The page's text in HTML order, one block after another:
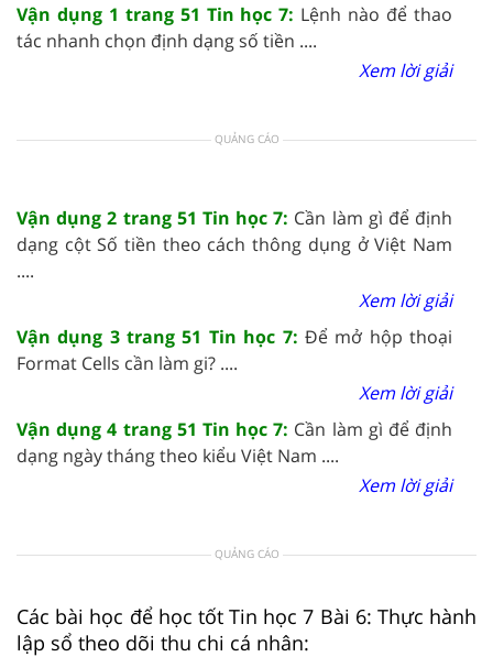
Vận dụng 1 trang 51 Tin học 7: Lệnh nào để thao
tác nhanh chọn định dạng số tiền ....
Xem lời giải
QUẢNG CÁO
Vận dụng 2 trang 51 Tin học 7: Cần làm gì để định
dạng cột Số tiền theo cách thông dụng ở Việt Nam
....
Xem lời giải
Vận dụng 3 trang 51 Tin học 7: Để mở hộp thoại
Format Cells cần làm gi? ....
Xem lời giải
Vận dụng 4 trang 51 Tin học 7: Cần làm gì để định
dạng ngày tháng theo kiểu Việt Nam ....
Xem lời giải
QUẢNG CÁO
Các bài học để học tốt Tin học 7 Bài 6: Thực hành
lập sổ theo dõi thu chi cá nhân: